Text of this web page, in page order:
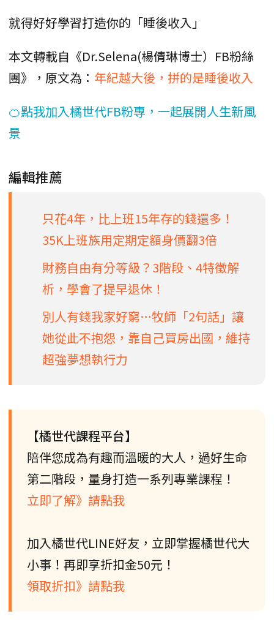
就得好好學習打造你的「睡後收入」
本文轉載自《Dr.Selena(楊倩琳博士）FB粉絲
團》，原文為： 年紀越大後，拼的是睡後收入
🍊點我加入橘世代FB粉專，一起展開人生新風
景
編輯推薦
只花4年，比上班15年存的錢還多！
35K上班族用定期定額身價翻3倍
財務自由有分等級？3階段、4特徵解
析，學會了提早退休！
別人有錢我家好窮…牧師「2句話」讓
她從此不抱怨，靠自己買房出國，維持
超強夢想執行力
【橘世代課程平台】
陪伴您成為有趣而溫暖的大人，過好生命
第二階段，量身打造一系列專業課程！
立即了解》請點我
加入橘世代LINE好友，立即掌握橘世代大
小事！再即享折扣金50元！
領取折扣》請點我